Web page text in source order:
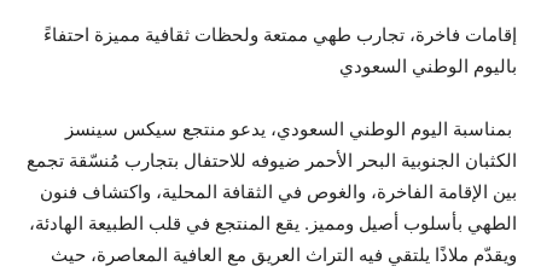
إقامات فاخرة، تجارب طهي ممتعة ولحظات ثقافية مميزة احتفاءً
باليوم الوطني السعودي
بمناسبة اليوم الوطني السعودي، يدعو منتجع سيكس سينسز
الكثبان الجنوبية البحر الأحمر ضيوفه للاحتفال بتجارب مُنسّقة تجمع
بين الإقامة الفاخرة، والغوص في الثقافة المحلية، واكتشاف فنون
الطهي بأسلوب أصيل ومميز. يقع المنتجع في قلب الطبيعة الهادئة،
ويقدّم ملاذًا يلتقي فيه التراث العريق مع العافية المعاصرة، حيث